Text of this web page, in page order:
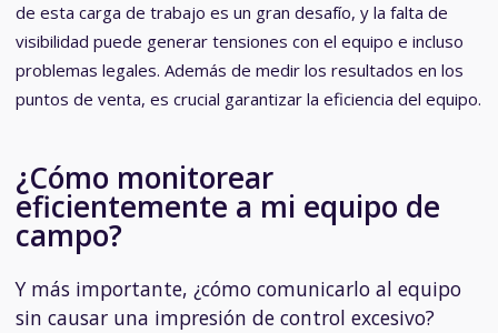
de esta carga de trabajo es un gran desafío, y la falta de
visibilidad puede generar tensiones con el equipo e incluso
problemas legales. Además de medir los resultados en los
puntos de venta, es crucial garantizar la eficiencia del equipo.
¿Cómo monitorear
eficientemente a mi equipo de
campo?
Y más importante, ¿cómo comunicarlo al equipo
sin causar una impresión de control excesivo?